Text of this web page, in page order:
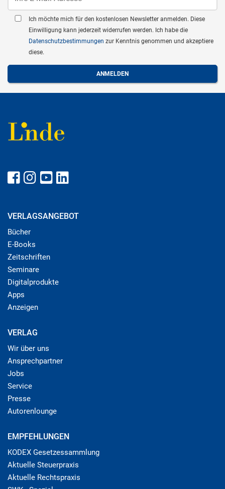
Ich möchte mich für den kostenlosen Newsletter anmelden. Diese
Einwilligung kann jederzeit widerrufen werden. Ich habe die
Datenschutzbestimmungen zur Kenntnis genommen und akzeptiere
diese.
VERLAGSANGEBOT
Bücher
E-Books
Zeitschriften
Seminare
Digitalprodukte
Apps
Anzeigen
VERLAG
Wir über uns
Ansprechpartner
Jobs
Service
Presse
Autorenlounge
EMPFEHLUNGEN
KODEX Gesetzessammlung
Aktuelle Steuerpraxis
Aktuelle Rechtspraxis